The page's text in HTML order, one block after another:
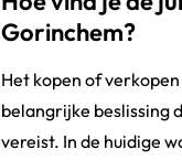
Gorinchem?
Het kopen of
belangrijke beslissing
vereist. In de huidige